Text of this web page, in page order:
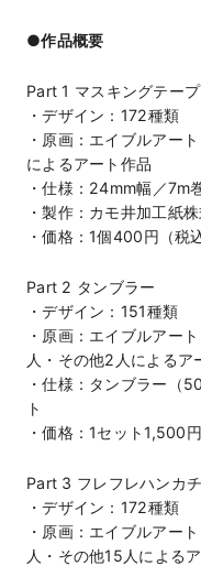
●作品概要
Part 1 マスキングテープ
・デザイン：172種類
・原画：エイブルアー
によるアート作品
・仕様：24mm幅／7m
・製作：カモ井加工紙
・価格：1個400円（税
Part 2 タンブラー
・デザイン：151種類
・原画：エイブルアー
人・その他2人によるア
・仕様：タンブラー（
ト
・価格：1セット1,500
Part 3 フレフレハンカチ
・デザイン：172種類
・原画：エイブルアー
人・その他15人による